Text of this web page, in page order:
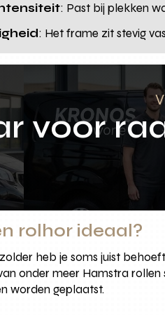
: Past bij plekken
: Het frame zit stevig
voor
rolhor ideaal?
heb je soms juist
onder meer Hamstra
worden geplaatst.